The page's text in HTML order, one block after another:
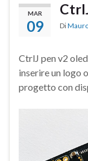
MAR
09 Di
CtrlJ pen v2
inserire un logo
progetto con